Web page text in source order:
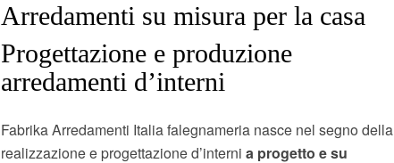
Arredamenti su misura per la casa
Progettazione e produzione
arredamenti d’interni
Fabrika Arredamenti Italia falegnameria nasce nel segno della
realizzazione e progettazione d’internia progetto e su